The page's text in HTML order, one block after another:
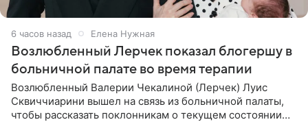
6 часов назад Елена Нужная
Возлюбленный Лерчек показал блогершу в
больничной палате во время терапии
Возлюбленный Валерии Чекалиной (Лерчек) Луис
Сквиччиарини вышел на связь из больничной палаты,
чтобы рассказать поклонникам о текущем состоянии